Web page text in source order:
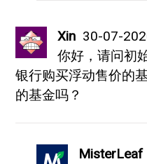
Xin 30-07-
你好，请问初
银行购买浮动售价的
的基金吗？
MisterLeaf